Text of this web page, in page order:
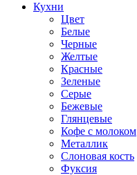
Кухни
Цвет
Белые
Черные
Желтые
Красные
Зеленые
Серые
Бежевые
Глянцевые
Кофе с молоком
Металлик
Слоновая кость
Фуксия